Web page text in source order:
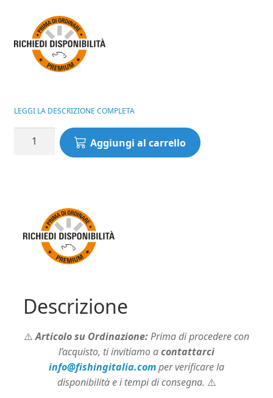
LEGGI LA DESCRIZIONE COMPLETA
Canna
(3,30mt)
Aggiungi al carrello
Descrizione
⚠️Articolo su Ordinazione:Prima di procedere con
l’acquisto, ti invitiamo acontattarci
info@fishingitalia.comper verificare la
disponibilità e i tempi di consegna. ⚠️